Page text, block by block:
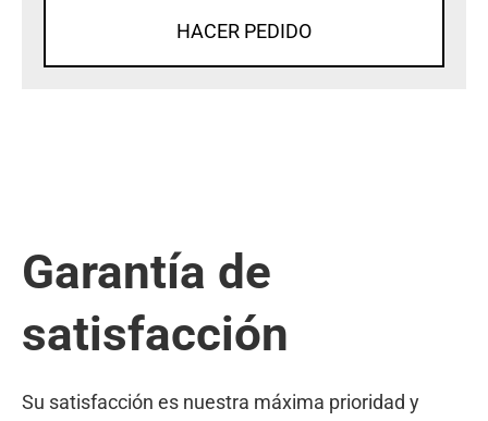
HACER PEDIDO
Garantía de
satisfacción
Su satisfacción es nuestra máxima prioridad y